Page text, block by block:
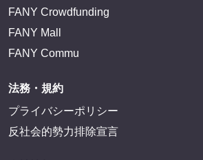
FANY Crowdfunding
FANY Mall
FANY Commu
法務・規約
プライバシーポリシー
反社会的勢力排除宣言